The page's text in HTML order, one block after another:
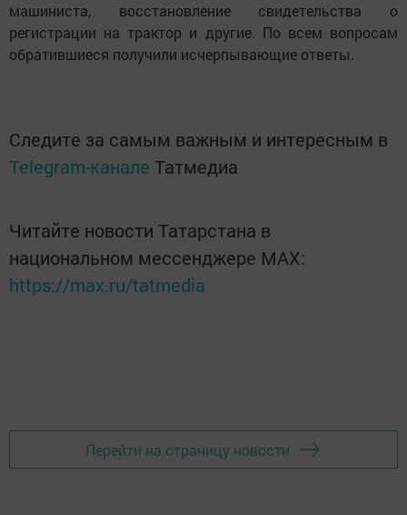
машиниста, восстановление свидетельства о
регистрации на трактор и другие. По всем вопросам
обратившиеся получили исчерпывающие ответы.
Следите за самым важным и интересным в
Telegram-канале Татмедиа
Читайте новости Татарстана в
национальном мессенджере MАХ:
https://max.ru/tatmedia
Перейти на страницу новости